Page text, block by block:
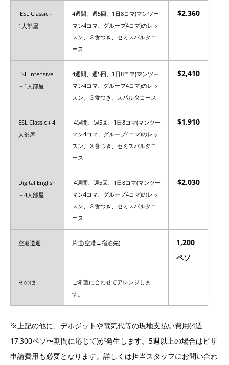
ESL Classic＋
1人部屋
4週間、週5回、1日8コマ(マンツー
マン4コマ、グループ4コマ)のレッ
スン、３食つき、セミスパルタコ
ース
$2,360
ESL Intensive
＋1人部屋
4週間、週5回、1日8コマ(マンツー
マン4コマ、グループ4コマ)のレッ
スン、３食つき、スパルタコース
$2,410
ESL Classic＋4
人部屋
4週間、週5回、1日8コマ(マンツー
マン4コマ、グループ4コマ)のレッ
スン、３食つき、セミスパルタコ
ース
$1,910
Digital English
＋4人部屋
4週間、週5回、1日8コマ(マンツー
マン4コマ、グループ4コマ)のレッ
スン、３食つき、セミスパルタコ
ース
$2,030
空港送迎 片道(空港→宿泊先)
1,200
ペソ
その他
ご希望に合わせてアレンジしま
す。
※上記の他に、デポジットや電気代等の現地支払い費用(4週
17,300ペソ〜期間に応じて)が発生します。5週以上の場合はビザ
申請費用も必要となります。詳しくは担当スタッフにお問い合わ